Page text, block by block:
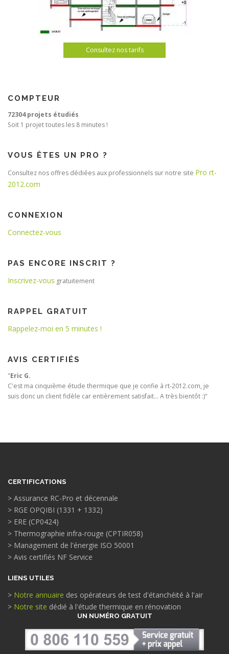
Consultez nos tarifs
COMPTEUR
72304 projets étudiés
Soit 1 projet toutes les 8 minutes !
VOUS ÊTES UN PRO ?
Consultez nos offres dédiées aux professionnels sur notre site Pro rt-
2012.com
CONNEXION
Connectez-vous
PAS ENCORE INSCRIT ?
Inscrivez-vous gratuitement
RAPPEL GRATUIT
Rappelez-moi en 5 minutes !
AVIS CERTIFIÉS
"Eric G.
C'est ma cinquième étude thermique que je confie à rt-2012.com, je
suis donc un client fidèle car entièrement satisfait... A très bientôt :)"
CERTIFICATIONS
> Assurance RC-Pro et décennale
> RGE OPQIBI (1331 + 1332)
> ERE (CP0424)
> Thermographie infra-rouge (CPTIR058)
> Management de l'énergie ISO 50001
> Avis certifiés NF Service
LIENS UTILES
> Notre annuaire des opérateurs de test d'étanchéité à l'air
> Notre site dédié à l'étude thermique en rénovation
UN NUMÉRO GRATUIT